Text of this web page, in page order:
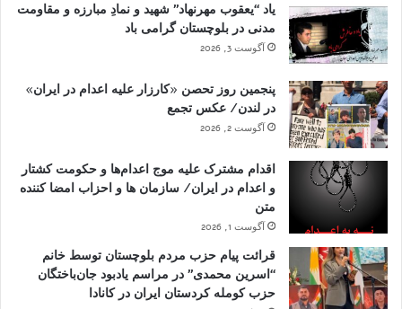
یاد “یعقوب مهرنهاد” شهید و نمادِ مبارزه و مقاومت
مدنی در بلوچستان گرامی باد
آگوست 3, 2026
پنجمین روز تحصن «کارزار علیه اعدام در ایران»
در لندن/ عکس تجمع
آگوست 2, 2026
اقدام مشترک علیه موج اعدام‌ها و حکومت کشتار
و اعدام در ایران/ سازمان ها و احزاب امضا کننده
متن
آگوست 1, 2026
قرائت پیام حزب مردم بلوچستان توسط خانم
“اسرین محمدی” در مراسم یادبود جان‌باختگان
حزب کومله کردستان ایران در کانادا